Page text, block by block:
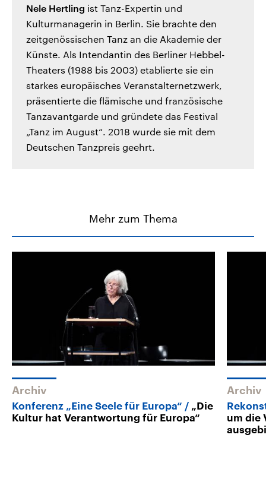
Nele Hertling ist Tanz-Expertin und
Kulturmanagerin in Berlin. Sie brachte den
zeitgenössischen Tanz an die Akademie der
Künste. Als Intendantin des Berliner Hebbel-
Theaters (1988 bis 2003) etablierte sie ein
starkes europäisches Veranstalternetzwerk,
präsentierte die flämische und französische
Tanzavantgarde und gründete das Festival
„Tanz im August“. 2018 wurde sie mit dem
Deutschen Tanzpreis geehrt.
Mehr zum Thema
Archiv
Konferenz „Eine Seele für Europa“
„Die
Kultur hat Verantwortung für Europa“
Archiv
um die